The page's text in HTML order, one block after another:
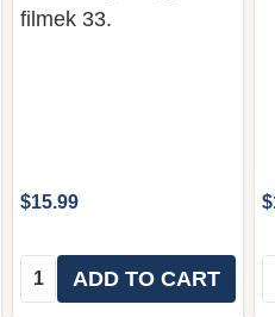
filmek 33.
$15.99
Quantity:ADD TO CART